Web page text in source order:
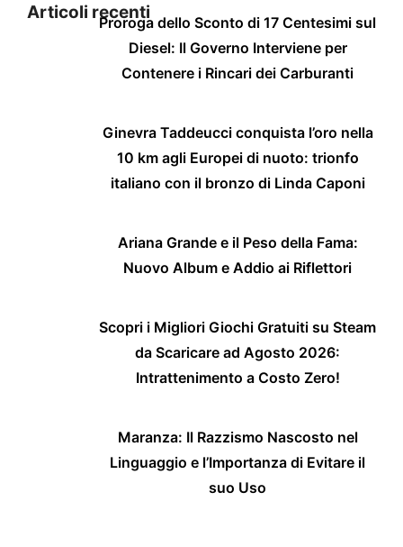
Articoli recentiProroga dello Sconto di 17 Centesimi sul
Diesel: Il Governo Interviene per
Contenere i Rincari dei Carburanti
Ginevra Taddeucci conquista l’oro nella
10 km agli Europei di nuoto: trionfo
italiano con il bronzo di Linda Caponi
Ariana Grande e il Peso della Fama:
Nuovo Album e Addio ai Riflettori
Scopri i Migliori Giochi Gratuiti su Steam
da Scaricare ad Agosto 2026:
Intrattenimento a Costo Zero!
Maranza: Il Razzismo Nascosto nel
Linguaggio e l’Importanza di Evitare il
suo Uso